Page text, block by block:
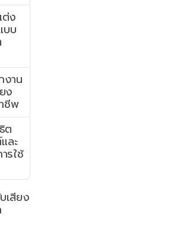
ต่ง
บบ
งาน
ง
ชีพ
ต
ละ
รใช้
เสียง